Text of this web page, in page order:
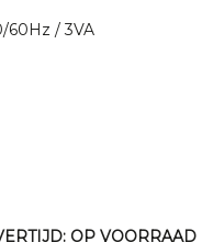
60Hz / 3VA
OP VOORRAAD